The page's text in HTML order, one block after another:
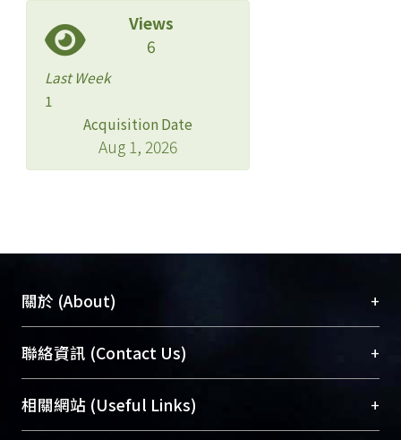
Views
6
Last Week
1
Acquisition Date
Aug 1, 2026
關於 (About) +
臺大位居世界頂尖大學之列，為永久珍藏及向國際
展現本校豐碩的研究成果及學術能量，圖書館整合
機構典藏（NTUR）與學術庫（AH）不同功能平
台，成為臺大學術典藏NTU scholars。期能整合研
聯絡資訊 (Contact Us) +
總館學科館員(Main Library)
醫學圖書館學科館員(Medical Library)
相關網站 (Useful Links) +